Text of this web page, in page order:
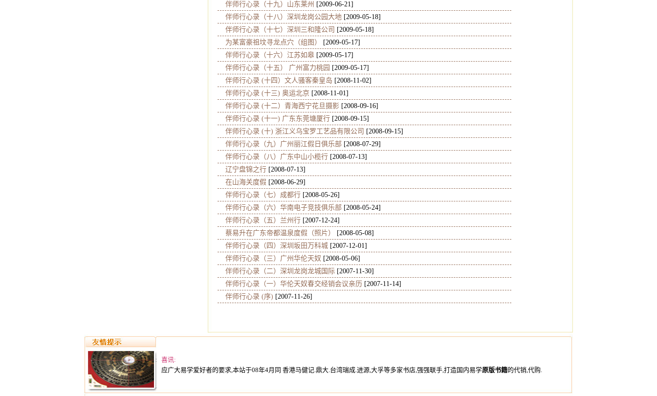
伴师行心录（十九）山东莱州 [2009-06-21]
伴师行心录（十八）深圳龙岗公园大地 [2009-05-18]
伴师行心录（十七）深圳三和隆公司
[2009-05-18]
为某富豪祖坟寻龙点穴（组图）
[2009-05-17]
伴师行心录（十六）江苏如皋 [2009-05-17]
伴师行心录（十五） 广州富力桃园 [2009-05-17]
伴师行心录 (十四）文人骚客秦皇岛 [2008-11-02]
伴师行心录 (十三) 奥运北京 [2008-11-01]
伴师行心录 (十二）青海西宁花旦摄影 [2008-09-16]
伴师行心录 (十一) 广东东莞塘厦行 [2008-09-15]
伴师行心录 (十) 浙江义乌宝罗工艺品有限公司
[2008-09-15]
伴师行心录（九）广州丽江假日俱乐部 [2008-07-29]
伴师行心录（八）广东中山小榄行 [2008-07-13]
辽宁盘锦之行 [2008-07-13]
在山海关度假 [2008-06-29]
伴师行心录（七）成都行 [2008-05-26]
伴师行心录（六）华南电子竞技俱乐部 [2008-05-24]
伴师行心录（五）兰州行 [2007-12-24]
蔡易升在广东帝都温泉度假（照片）
[2008-05-08]
伴师行心录（四）深圳坂田万科城 [2007-12-01]
伴师行心录（三）广州华伦天奴 [2008-05-06]
伴师行心录（二）深圳龙岗龙城国际 [2007-11-30]
伴师行心录（一）华伦天奴春交经销会议亲历 [2007-11-14]
伴师行心录 (序) [2007-11-26]
喜讯:
应广大易学爱好者的要求,本站于08年4月同 香港马健记.鼎大.台湾瑞成.进源,大孚等多家书店,强强联手,打造国内易学原版书籍的代销,代购.